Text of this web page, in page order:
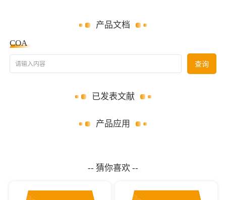
产品文档
COA
请输入内容 查询
已发表文献
产品应用
-- 猜你喜欢 --